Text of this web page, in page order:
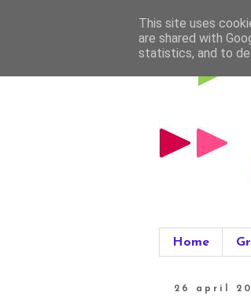
Home
26 april
This site uses
are shared with
statistics, and to